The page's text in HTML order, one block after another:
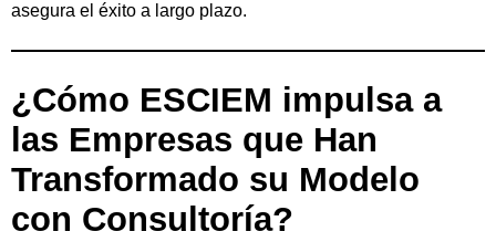
asegura el éxito a largo plazo.
¿Cómo ESCIEM impulsa a
las Empresas que Han
Transformado su Modelo
con Consultoría?